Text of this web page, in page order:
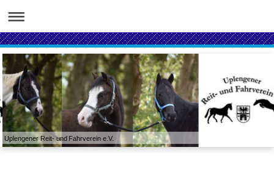
Uplengener Reit- und Fahrverein e.V.